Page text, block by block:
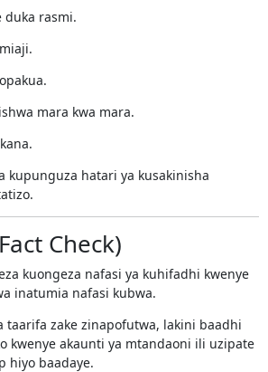
duka rasmi.
mara kwa mara.
kupunguza hatari ya kusakinisha
Check)
kuongeza nafasi ya kuhifadhi kwenye
inatumia nafasi kubwa.
taarifa zake zinapofutwa, lakini baadhi
kwenye akaunti ya mtandaoni ili uzipate
hiyo baadaye.